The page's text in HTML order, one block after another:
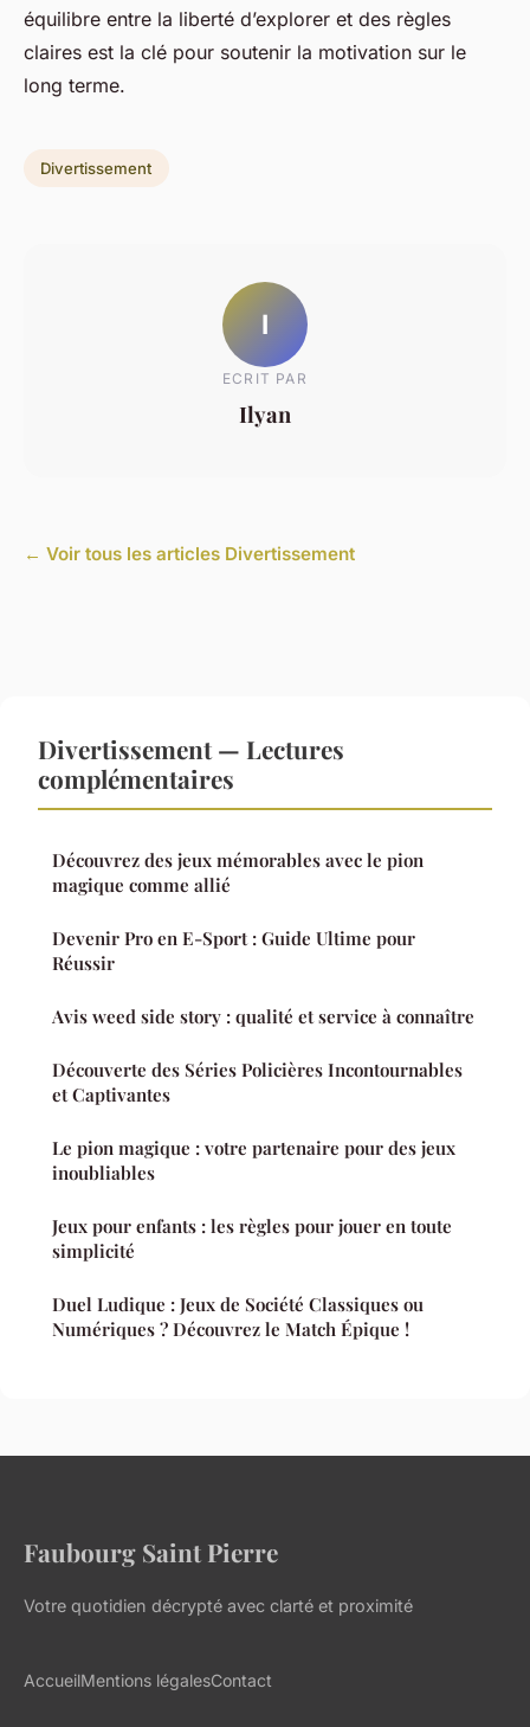
équilibre entre la liberté d’explorer et des règles
claires est la clé pour soutenir la motivation sur le
long terme.
Divertissement
I
ECRIT PAR
Ilyan
← Voir tous les articles Divertissement
Divertissement — Lectures
complémentaires
Découvrez des jeux mémorables avec le pion
magique comme allié
Devenir Pro en E-Sport : Guide Ultime pour
Réussir
Avis weed side story : qualité et service à connaître
Découverte des Séries Policières Incontournables
et Captivantes
Le pion magique : votre partenaire pour des jeux
inoubliables
Jeux pour enfants : les règles pour jouer en toute
simplicité
Duel Ludique : Jeux de Société Classiques ou
Numériques ? Découvrez le Match Épique !
Faubourg Saint Pierre
Votre quotidien décrypté avec clarté et proximité
AccueilMentions légalesContact